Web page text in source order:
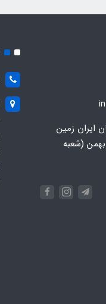
ایران زمین
جنوبی، خیابان 22 بهمن (شعبه